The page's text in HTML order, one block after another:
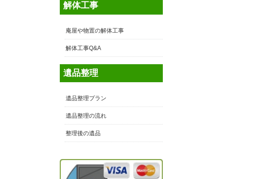
解体工事
庵屋や物置の解体工事
解体工事Q&A
遺品整理
遺品整理プラン
遺品整理の流れ
整理後の遺品